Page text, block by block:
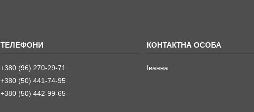
+380 (96) 270-29-71
+380 (50) 441-74-95
+380 (50) 442-99-65
Іванна